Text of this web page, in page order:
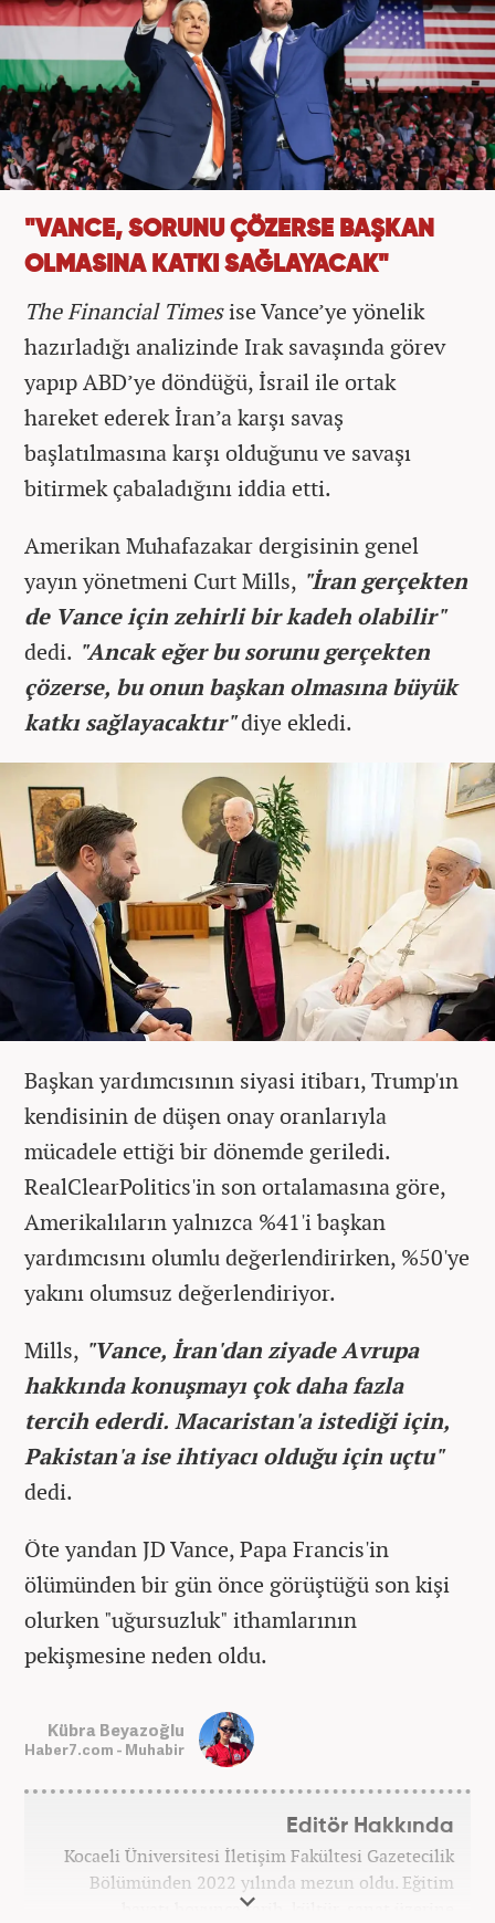
"VANCE, SORUNU ÇÖZERSE BAŞKAN
OLMASINA KATKI SAĞLAYACAK"
The Financial Timesise Vance’ye yönelik
hazırladığı analizinde Irak savaşında görev
yapıp ABD’ye döndüğü, İsrail ile ortak
hareket ederek İran’a karşı savaş
başlatılmasına karşı olduğunu ve savaşı
bitirmek çabaladığını iddia etti.
Amerikan Muhafazakar dergisinin genel
yayın yönetmeni Curt Mills, "İran gerçekten
de Vance için zehirli bir kadeh olabilir"
dedi. "Ancak eğer bu sorunu gerçekten
çözerse, bu onun başkan olmasına büyük
katkı sağlayacaktır"diye ekledi.
Başkan yardımcısının siyasi itibarı, Trump'ın
kendisinin de düşen onay oranlarıyla
mücadele ettiği bir dönemde geriledi.
RealClearPolitics'in son ortalamasına göre,
Amerikalıların yalnızca %41'i başkan
yardımcısını olumlu değerlendirirken, %50'ye
yakını olumsuz değerlendiriyor.
Mills, "Vance, İran'dan ziyade Avrupa
hakkında konuşmayı çok daha fazla
tercih ederdi. Macaristan'a istediği için,
Pakistan'a ise ihtiyacı olduğu için uçtu"
dedi.
Öte yandan JD Vance, Papa Francis'in
ölümünden bir gün önce görüştüğü son kişi
olurken "uğursuzluk" ithamlarının
pekişmesine neden oldu.
Kübra Beyazoğlu
Haber7.com - Muhabir
Editör Hakkında
Kocaeli Üniversitesi İletişim Fakültesi Gazetecilik
Bölümünden 2022 yılında mezun oldu. Eğitim
hayatı boyunca tarih, kültür, sanat üzerine